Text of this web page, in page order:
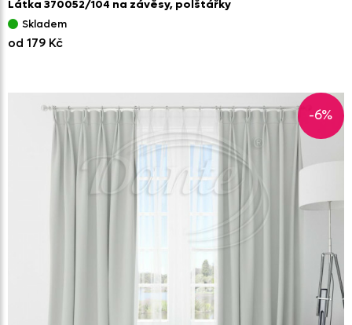
Látka 370052/104 na závěsy, polštářky
Skladem
od 179 Kč
-6%